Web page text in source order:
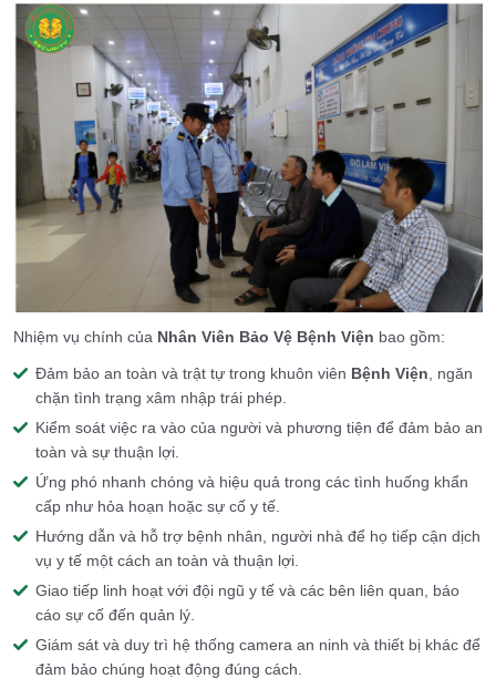
Nhiệm vụ chính của Nhân Viên Bảo Vệ Bệnh Viện bao gồm:
Đảm bảo an toàn và trật tự trong khuôn viên Bệnh Viện, ngăn
chặn tình trạng xâm nhập trái phép.
Kiểm soát việc ra vào của người và phương tiện để đảm bảo an
toàn và sự thuận lợi.
Ứng phó nhanh chóng và hiệu quả trong các tình huống khẩn
cấp như hỏa hoạn hoặc sự cố y tế.
Hướng dẫn và hỗ trợ bệnh nhân, người nhà để họ tiếp cận dịch
vụ y tế một cách an toàn và thuận lợi.
Giao tiếp linh hoạt với đội ngũ y tế và các bên liên quan, báo
cáo sự cố đến quản lý.
Giám sát và duy trì hệ thống camera an ninh và thiết bị khác để
đảm bảo chúng hoạt động đúng cách.